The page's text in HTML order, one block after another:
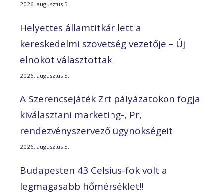
2026. augusztus 5.
Helyettes államtitkár lett a
kereskedelmi szövetség vezetője – Új
elnököt választottak
2026. augusztus 5.
A Szerencsejáték Zrt pályázatokon fogja
kiválasztani marketing-, Pr,
rendezvényszervező ügynökségeit
2026. augusztus 5.
Budapesten 43 Celsius-fok volt a
legmagasabb hőmérséklet!!